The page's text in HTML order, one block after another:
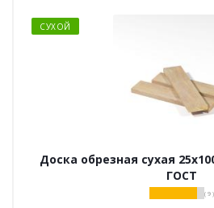
СУХОЙ
Доска обрезная сухая
ГОСТ
( 9 )